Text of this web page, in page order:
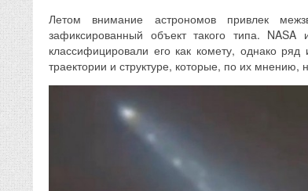
Летом внимание астрономов привлек
зафиксированный объект такого типа. NASA
классифицировали его как комету, однако
траектории и структуре, которые, по их